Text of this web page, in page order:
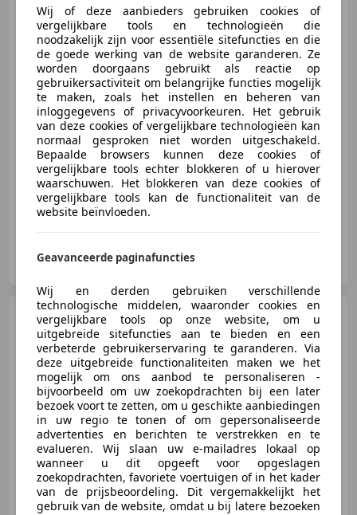
319 L3H2 2x Schuifdeur BPM vrij
Distronic Digitale
€ 62.950
Excl. BTW
12/2024 10 km Diesel
141 kW (192 PK)
BV Automobielbedrijven H. Arink
NL-7141 CS GROENLO
Mercedes-Benz Sprinter
319 CDI L2H2 BPM vrij 360°
ALARM KL3 ADAPTIEVE CRU
€ 55.950
Excl. BTW
11/2023 2.950 km Diesel
141 kW (192 PK)
Wij of deze aanbieders gebruiken cookies of
vergelijkbare tools en technologieën die
noodzakelijk zijn voor essentiële sitefuncties en die
de goede werking van de website garanderen. Ze
worden doorgaans gebruikt als reactie op
gebruikersactiviteit om belangrijke functies mogelijk
te maken, zoals het instellen en beheren van
inloggegevens of privacyvoorkeuren. Het gebruik
van deze cookies of vergelijkbare technologieën kan
normaal gesproken niet worden uitgeschakeld.
Bepaalde browsers kunnen deze cookies of
vergelijkbare tools echter blokkeren of u hierover
waarschuwen. Het blokkeren van deze cookies of
vergelijkbare tools kan de functionaliteit van de
website beïnvloeden.
Geavanceerde paginafuncties
Wij en derden gebruiken verschillende
technologische middelen, waaronder cookies en
vergelijkbare tools op onze website, om u
uitgebreide sitefuncties aan te bieden en een
verbeterde gebruikerservaring te garanderen. Via
deze uitgebreide functionaliteiten maken we het
mogelijk om ons aanbod te personaliseren -
bijvoorbeeld om uw zoekopdrachten bij een later
bezoek voort te zetten, om u geschikte aanbiedingen
in uw regio te tonen of om gepersonaliseerde
advertenties en berichten te verstrekken en te
evalueren. Wij slaan uw e-mailadres lokaal op
wanneer u dit opgeeft voor opgeslagen
zoekopdrachten, favoriete voertuigen of in het kader
van de prijsbeoordeling. Dit vergemakkelijkt het
gebruik van de website, omdat u bij latere bezoeken